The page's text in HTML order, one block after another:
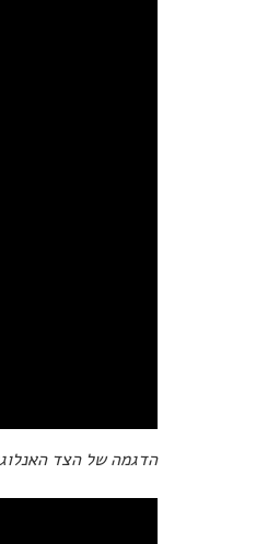
הדגמה של הצד האנלוגי של המערכת.